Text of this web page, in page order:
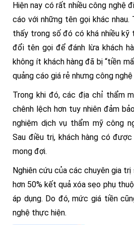
Hiện nay có rất nhiều công nghệ
cáo với những tên gọi khác
thấy trong số đó có khá nhiều
đổi tên gọi để đánh lừa khách
không ít khách hàng đã bị “tiền
quảng cáo giá rẻ nhưng công
Trong khi đó, các địa chỉ thẩm
chênh lệch hơn tuy nhiên đảm
nghiệm dịch vụ thẩm mỹ công
Sau điều trị, khách hàng có
mong đợi.
Nghiên cứu của các chuyên gia
hơn 50% kết quả xóa sẹo phụ
áp dụng. Do đó, mức giá tiền
nghệ thực hiện.